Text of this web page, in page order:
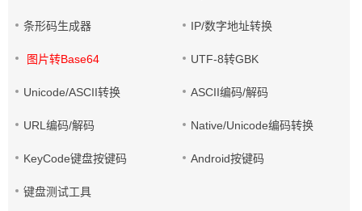
条形码生成器 IP/数字地址转换
图片转Base64 UTF-8转GBK
Unicode/ASCII转换 ASCII编码/解码
URL编码/解码 Native/Unicode编码转换
KeyCode键盘按键码 Android按键码
键盘测试工具